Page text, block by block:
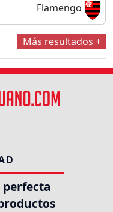
Flamengo
Más resultados +